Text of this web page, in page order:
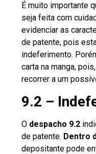
É muito importante
seja feita com
evidenciar as
de patente, pois
indeferimento.
carta na manga,
recorrer a um
9.2 –
O despacho 9.2
de patente. Dentro
depositante pode